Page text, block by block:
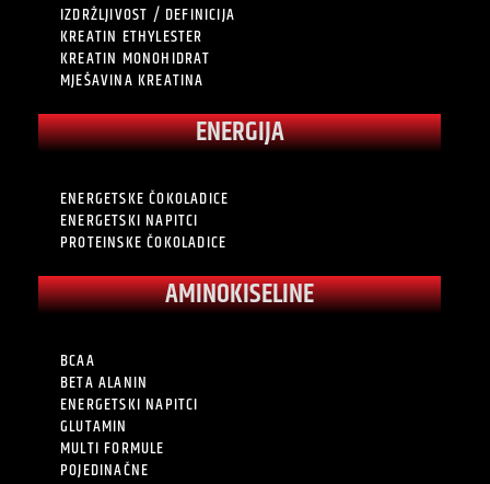
IZDRŽLJIVOST / DEFINICIJA
KREATIN ETHYLESTER
KREATIN MONOHIDRAT
MJEŠAVINA KREATINA
ENERGIJA
ENERGETSKE ČOKOLADICE
ENERGETSKI NAPITCI
PROTEINSKE ČOKOLADICE
AMINOKISELINE
BCAA
BETA ALANIN
ENERGETSKI NAPITCI
GLUTAMIN
MULTI FORMULE
POJEDINAČNE